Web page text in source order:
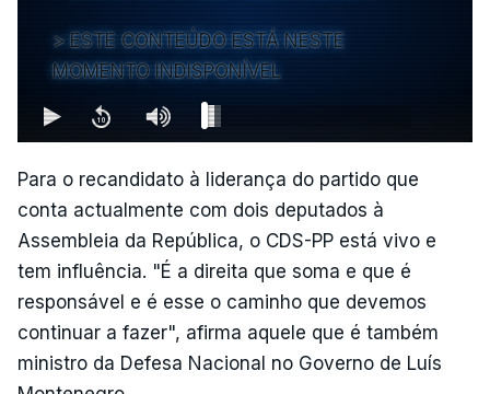
ESTE CONTEÚDO ESTÁ NESTE
MOMENTO INDISPONÍVEL
Para o recandidato à liderança do partido que
conta actualmente com dois deputados à
Assembleia da República, o CDS-PP está vivo e
tem influência. "É a direita que soma e que é
responsável e é esse o caminho que devemos
continuar a fazer", afirma aquele que é também
ministro da Defesa Nacional no Governo de Luís